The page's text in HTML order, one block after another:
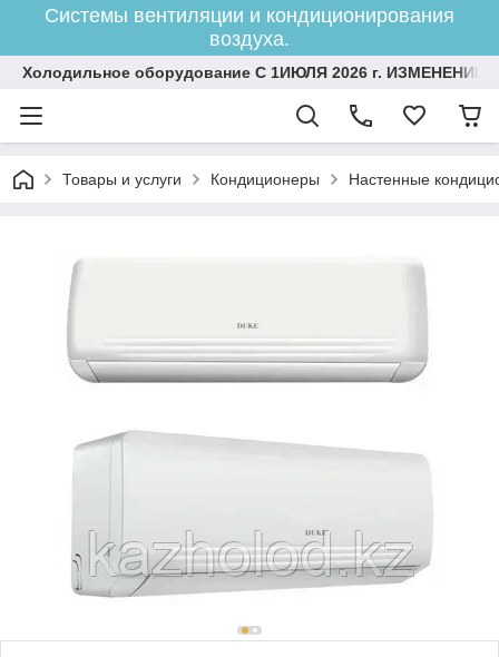
Системы вентиляции и кондиционирования
воздуха.
Холодильное оборудование С 1ИЮЛЯ 2026 г.
Товары и услуги Кондиционеры Настенные